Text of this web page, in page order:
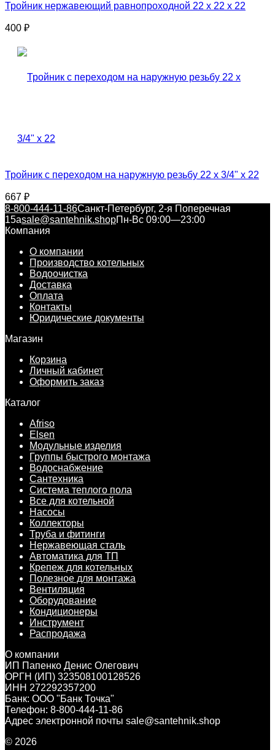
Тройник нержавеющий равнопроходной 22 x 22 x 22
400 ₽
Тройник с переходом на наружную резьбу 22 x 3/4" x 22
667 ₽
8-800-444-11-86Санкт-Петербург, 2-я Поперечная
15аsale@santehnik.shopПн-Вс 09:00—23:00
Компания
О компании
Производство котельных
Водоочистка
Доставка
Оплата
Контакты
Юридические документы
Магазин
Корзина
Личный кабинет
Оформить заказ
Каталог
Afriso
Elsen
Модульные изделия
Группы быстрого монтажа
Водоснабжение
Сантехника
Система теплого пола
Все для котельной
Насосы
Коллекторы
Труба и фитинги
Нержавеющая сталь
Автоматика для ТП
Крепеж для котельных
Полезное для монтажа
Вентиляция
Оборудование
Кондиционеры
Инструмент
Распродажа
О компании
ИП Папенко Денис Олегович
ОРГН (ИП) 323508100128526
ИНН 272292357200
Банк: ООО "Банк Точка"
Телефон: 8-800-444-11-86
Адрес электронной почты sale@santehnik.shop
© 2026